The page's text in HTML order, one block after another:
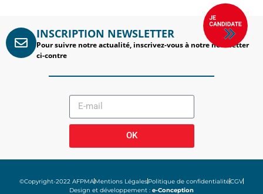
INSCRIPTION NEWSLETTER
Pour suivre notre actualité, inscrivez-vous à notre newsletter
ci-contre
OK
©Copyright-2022 AFPMAMentions LégalesPolitique de confidentialitéCGV
Design et développement : e-Conception